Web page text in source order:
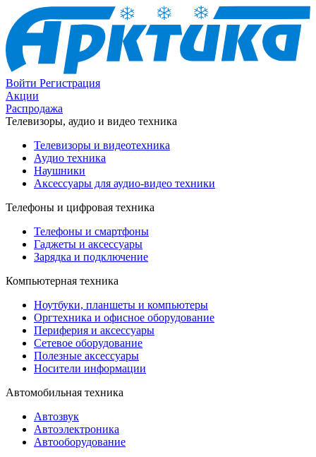
Войти Регистрация
Акции
Распродажа
Телевизоры, аудио и видео техника
Телевизоры и видеотехника
Аудио техника
Наушники
Аксессуары для аудио-видео техники
Телефоны и цифровая техника
Телефоны и смартфоны
Гаджеты и аксессуары
Зарядка и подключение
Компьютерная техника
Ноутбуки, планшеты и компьютеры
Оргтехника и офисное оборудование
Периферия и аксессуары
Cетевое оборудование
Полезные аксессуары
Носители информации
Автомобильная техника
Автозвук
Автоэлектроника
Автооборудование